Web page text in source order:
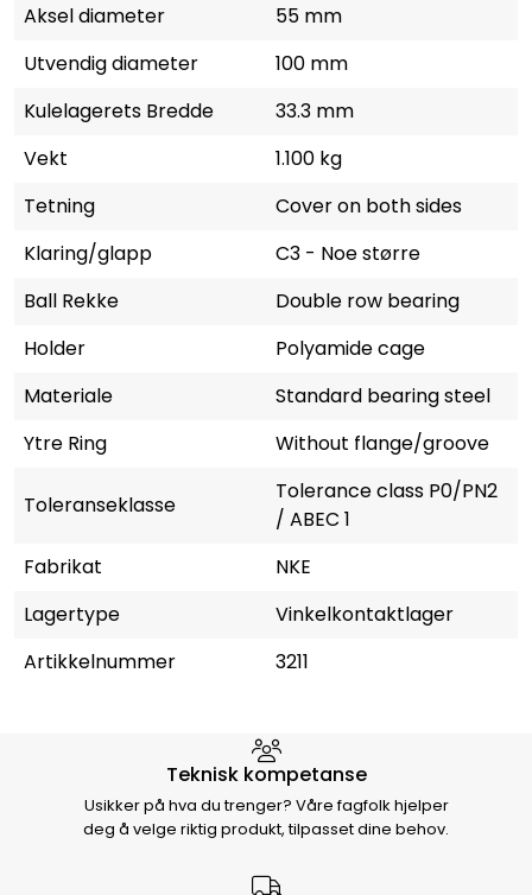
Aksel diameter
55 mm
Utvendig diameter
100 mm
Kulelagerets Bredde
33.3 mm
Vekt
1.100 kg
Tetning
Cover on both sides
Klaring/glapp
C3 - Noe større
Ball Rekke
Double row bearing
Holder
Polyamide cage
Materiale
Standard bearing steel
Ytre Ring
Without flange/groove
Toleranseklasse
Tolerance class P0/PN2
/ ABEC 1
Fabrikat
NKE
Lagertype
Vinkelkontaktlager
Artikkelnummer
3211
Hvorfor velge Storm Halvorsen
Teknisk kompetanse
Usikker på hva du trenger? Våre fagfolk hjelper
deg å velge riktig produkt, tilpasset dine behov.